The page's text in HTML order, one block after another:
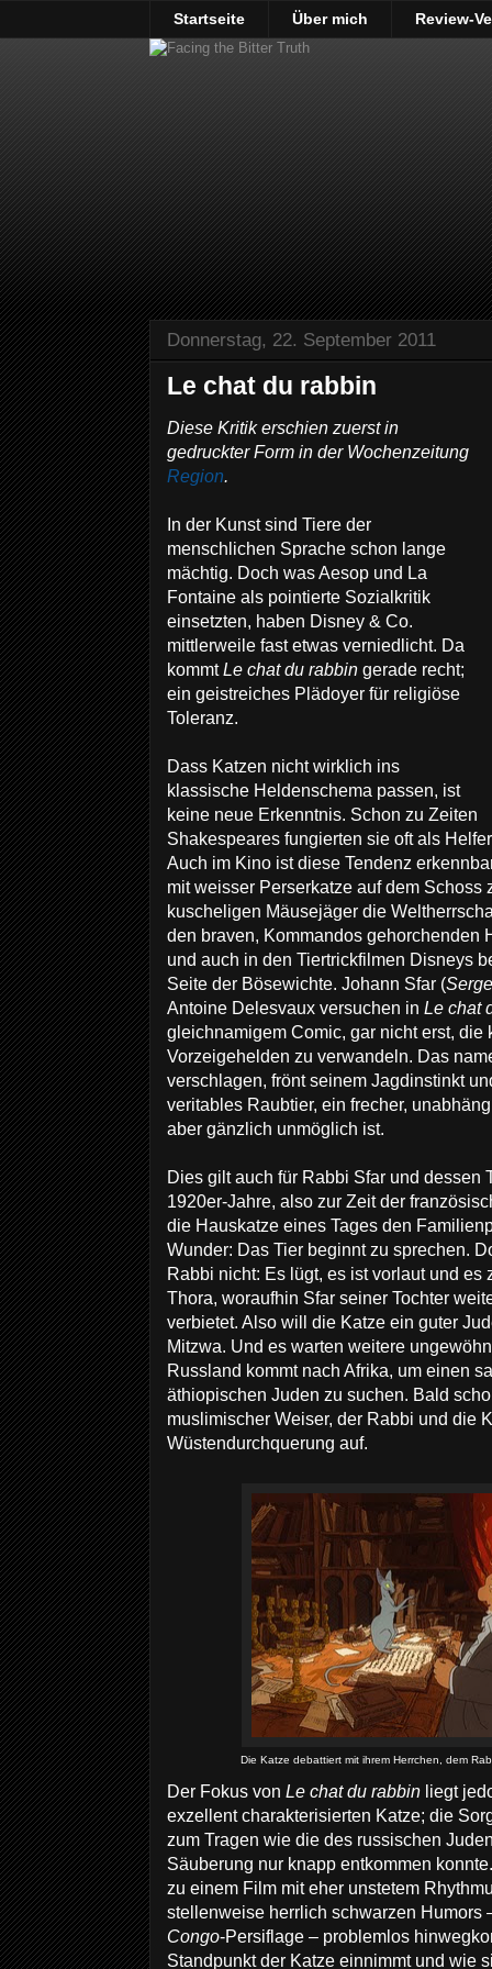
Startseite Über mich Review-
Donnerstag, 22. September 2011
Le chat du rabbin
Diese Kritik erschien zuerst in
gedruckter Form in der Wochenzeitung
Region.
In der Kunst sind Tiere der
menschlichen Sprache schon lange
mächtig. Doch was Aesop und La
Fontaine als pointierte Sozialkritik
einsetzten, haben Disney & Co.
mittlerweile fast etwas verniedlicht. Da
kommtLe chat du rabbin gerade recht;
ein geistreiches Plädoyer für religiöse
Toleranz.
Dass Katzen nicht wirklich ins
klassische Heldenschema passen, ist
keine neue Erkenntnis. Schon zu Zeiten
Shakespeares fungierten sie oft als
Auch im Kino ist diese Tendenz
mit weisser Perserkatze auf dem Schoss
kuscheligen Mäusejäger die
den braven, Kommandos gehorchenden
und auch in den Tiertrickfilmen Disneys
Seite der Bösewichte. Johann Sfar (
Antoine Delesvaux versuchen in Le chat
gleichnamigem Comic, gar nicht erst,
Vorzeigehelden zu verwandeln. Das
verschlagen, frönt seinem Jagdinstinkt
veritables Raubtier, ein frecher,
aber gänzlich unmöglich ist.
Dies gilt auch für Rabbi Sfar und dessen
1920er-Jahre, also zur Zeit der
die Hauskatze eines Tages den
Wunder: Das Tier beginnt zu sprechen.
Rabbi nicht: Es lügt, es ist vorlaut und es
Thora, woraufhin Sfar seiner Tochter
verbietet. Also will die Katze ein guter
Mitzwa. Und es warten weitere
Russland kommt nach Afrika, um einen
äthiopischen Juden zu suchen. Bald
muslimischer Weiser, der Rabbi und die
Wüstendurchquerung auf.
Die Katze debattiert mit ihrem Herrchen, dem
Der Fokus von Le chat du rabbin liegt
exzellent charakterisierten Katze; die
zum Tragen wie die des russischen
Säuberung nur knapp entkommen
zu einem Film mit eher unstetem
stellenweise herrlich schwarzen Humors
Congo-Persiflage – problemlos
Standpunkt der Katze einnimmt und wie